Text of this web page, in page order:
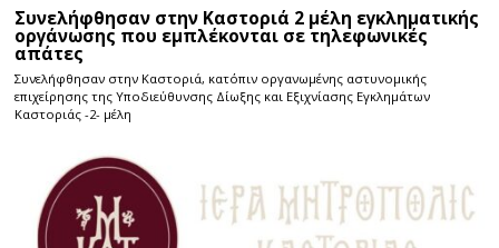
Συνελήφθησαν στην Καστοριά 2 μέλη εγκληματικής
οργάνωσης που εμπλέκονται σε τηλεφωνικές
απάτες
Συνελήφθησαν στην Καστοριά, κατόπιν οργανωμένης αστυνομικής
επιχείρησης της Υποδιεύθυνσης Δίωξης και Εξιχνίασης Εγκλημάτων
Καστοριάς -2- μέλη